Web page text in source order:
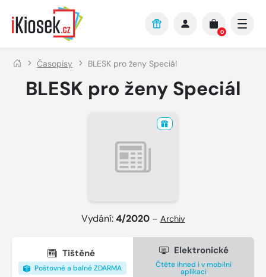
Přejít na hlavní obsah
0
Časopisy BLESK pro ženy Speciál
BLESK pro ženy Speciál
Vydání:4/2020 – Archiv
Tištěné
Poštovné a balné ZDARMA
Elektronické
Čtěte ihned i v mobilní
aplikaci